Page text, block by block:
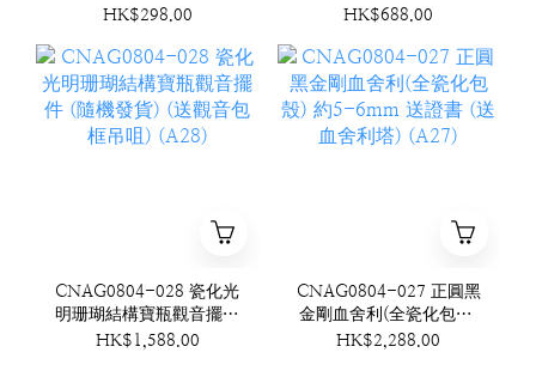
機發貨)(泰國工藝)附底座
HK$298.00
機發貨) (A29)
HK$688.00
CNAG0804-028 瓷化光
明珊瑚結構寶瓶觀音擺件
(隨機發貨) (送觀音包框
HK$1,588.00
CNAG0804-027 正圓黑
金剛血舍利(全瓷化包殼)
約5-6mm 送證書 (送血
HK$2,288.00